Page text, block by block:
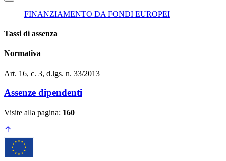
FINANZIAMENTO DA FONDI EUROPEI
Tassi di assenza
Normativa
Art. 16, c. 3, d.lgs. n. 33/2013
Assenze dipendenti
Visite alla pagina: 160